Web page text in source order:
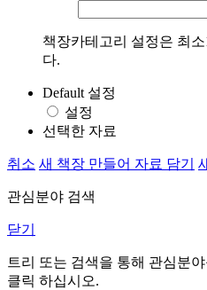
책장카테고리 설정은 최
다.
Default 설정
설정
선택한 자료
취소 새 책장 만들어 자료 담기
관심분야 검색
닫기
트리 또는 검색을 통해 관심분
클릭 하십시오.